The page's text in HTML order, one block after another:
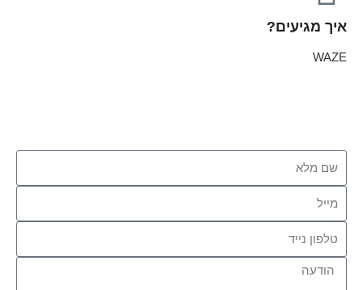
איך מגיעים?
WAZE